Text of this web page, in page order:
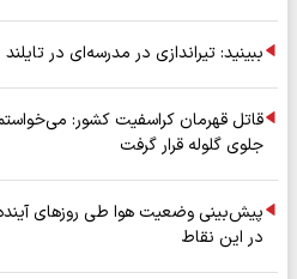
ببینید: تیراندازی در مدرسه‌ای در تایلند با ۷
قاتل قهرمان کراسفیت کشور:
جلوی گلوله قرار گرفت
پیش‌بینی وضعیت هوا طی روزهای
در این نقاط